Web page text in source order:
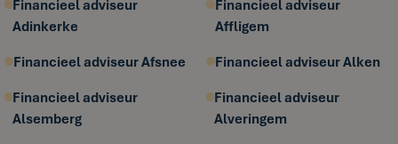
Financieel adviseur
Adinkerke
Financieel adviseur
Affligem
Financieel adviseur Afsnee
Financieel adviseur Alken
Financieel adviseur
Alsemberg
Financieel adviseur
Alveringem